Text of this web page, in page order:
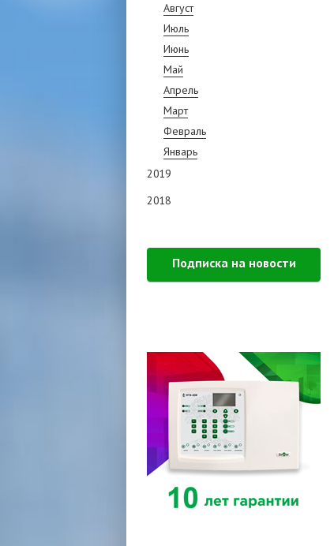
Август
Июль
Июнь
Май
Апрель
Март
Февраль
Январь
2019
2018
Подписка на новости